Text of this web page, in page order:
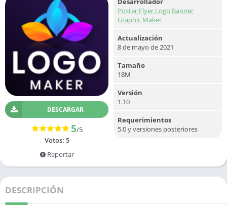
DESCARGAR
5/5
Votos: 5
Reportar
Poster Flyer Logo Banner
Graphic Maker
Actualización
8 de mayo de 2021
Tamaño
18M
Versión
1.10
Requerimientos
5.0 y versiones posteriores
DESCRIPCIÓN